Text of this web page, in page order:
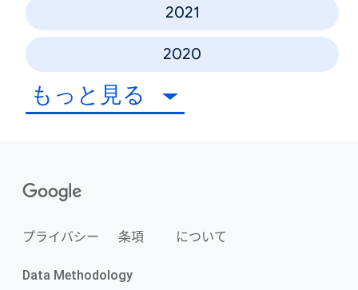
2021
2020
もっと見る
プライバシー 条項 について
Data Methodology